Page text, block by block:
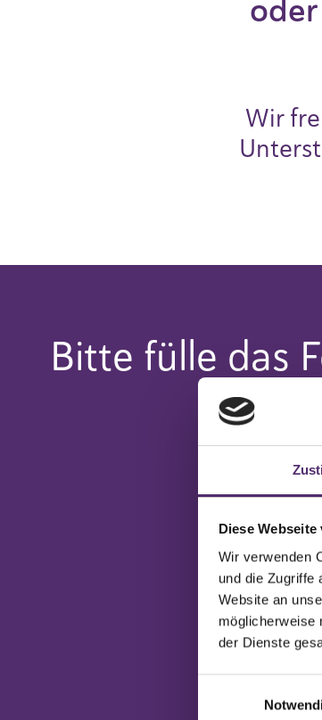
Diese
Wir verwenden
und die Zugriffe
Website an
möglicherweise
der Dienste
Wir
Bitte fülle das